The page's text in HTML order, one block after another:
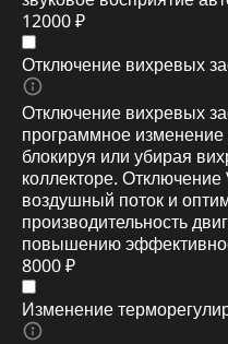
12000 ₽
Отключение вихревых
Отключение вихревых
программное
блокируя или убирая
коллекторе.
воздушный поток и
производительность
повышению
8000 ₽
Изменение